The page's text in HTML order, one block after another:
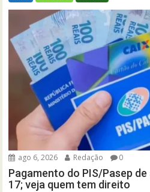
ago 6, 2026 Redação 0
Pagamento do PIS/Pasep
17; veja quem tem direito